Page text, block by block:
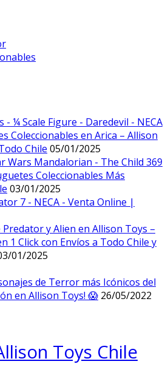
Coleccionables en Arica – Allison
Chile 05/01/2025
Coleccionables Más
03/01/2025
Predator y Alien en Allison Toys –
1 Click con Envíos a Todo Chile y
01/2025
de Terror más Icónicos del
en Allison Toys! 😱 26/05/2022
Toys Chile